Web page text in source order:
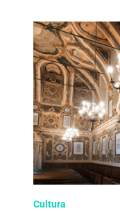
Cultura